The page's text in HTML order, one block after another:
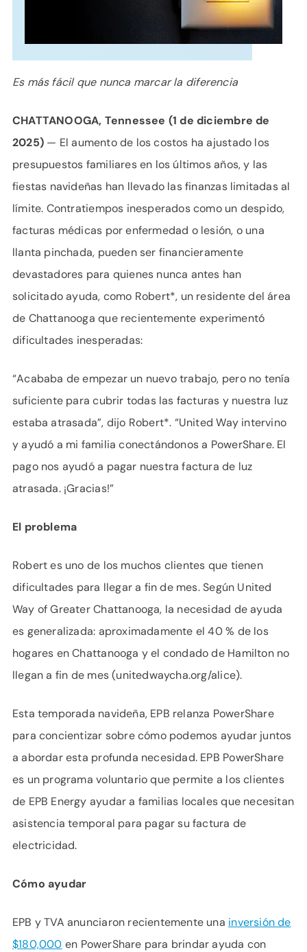
Es más fácil que nunca marcar la diferencia
CHATTANOOGA, Tennessee (1 de diciembre de
2025) — El aumento de los costos ha ajustado los
presupuestos familiares en los últimos años, y las
fiestas navideñas han llevado las finanzas limitadas al
límite. Contratiempos inesperados como un despido,
facturas médicas por enfermedad o lesión, o una
llanta pinchada, pueden ser financieramente
devastadores para quienes nunca antes han
solicitado ayuda, como Robert*, un residente del área
de Chattanooga que recientemente experimentó
dificultades inesperadas:
“Acababa de empezar un nuevo trabajo, pero no tenía
suficiente para cubrir todas las facturas y nuestra luz
estaba atrasada”, dijo Robert*. “United Way intervino
y ayudó a mi familia conectándonos a PowerShare. El
pago nos ayudó a pagar nuestra factura de luz
atrasada. ¡Gracias!”
El problema
Robert es uno de los muchos clientes que tienen
dificultades para llegar a fin de mes. Según United
Way of Greater Chattanooga, la necesidad de ayuda
es generalizada: aproximadamente el 40 % de los
hogares en Chattanooga y el condado de Hamilton no
llegan a fin de mes (unitedwaycha.org/alice).
Esta temporada navideña, EPB relanza PowerShare
para concientizar sobre cómo podemos ayudar juntos
a abordar esta profunda necesidad. EPB PowerShare
es un programa voluntario que permite a los clientes
de EPB Energy ayudar a familias locales que necesitan
asistencia temporal para pagar su factura de
electricidad.
Cómo ayudar
EPB y TVA anunciaron recientemente una inversión de
$180,000 en PowerShare para brindar ayuda con